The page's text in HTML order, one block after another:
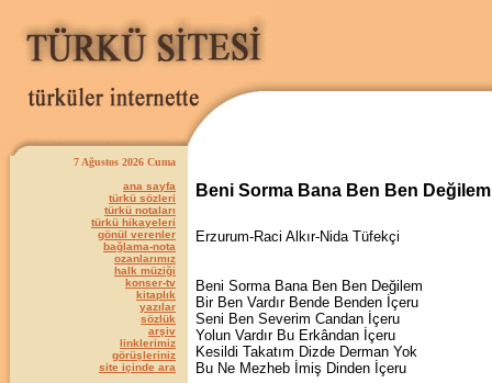
7 Ağustos 2026 Cuma
ana sayfa
türkü sözleri
türkü notaları
türkü hikayeleri
gönül verenler
bağlama-nota
ozanlarımız
halk müziği
konser-tv
kitaplık
yazılar
sözlük
arşiv
linklerimiz
görüşleriniz
site içinde ara
Beni Sorma Bana Ben Ben Değilem
Erzurum-Raci Alkır-Nida Tüfekçi
Beni Sorma Bana Ben Ben Değilem
Bir Ben Vardır Bende Benden İçeru
Seni Ben Severim Candan İçeru
Yolun Vardır Bu Erkândan İçeru
Kesildi Takatım Dizde Derman Yok
Bu Ne Mezheb İmiş Dinden İçeru